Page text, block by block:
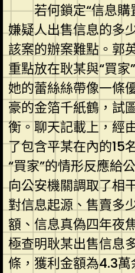
若何鎖定“信息
嫌疑人出售信息的多
該案的辦案難點。郭
重點放在耿某與“買家
她的蕾絲絲帶像一條
豪的金箔千紙鶴，試
衡。聊天記載上，經
了包含平某在內的15
“買家”的情形反應給
向公安機關調取了相
對信息起源、售賣多
額、信息真偽四年夜
極查明耿某出售信息
條，獲利金額為4.3萬